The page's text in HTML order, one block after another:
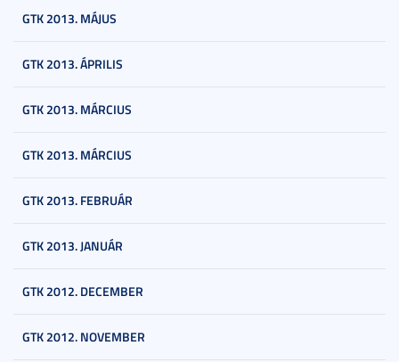
GTK 2013. MÁJUS
GTK 2013. ÁPRILIS
GTK 2013. MÁRCIUS
GTK 2013. MÁRCIUS
GTK 2013. FEBRUÁR
GTK 2013. JANUÁR
GTK 2012. DECEMBER
GTK 2012. NOVEMBER